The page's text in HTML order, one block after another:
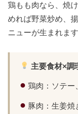
鶏もも肉なら、焼
めれば野菜炒め、
ニューが生まれます
主要食材×調
鶏肉：ソテー
豚肉：生姜焼